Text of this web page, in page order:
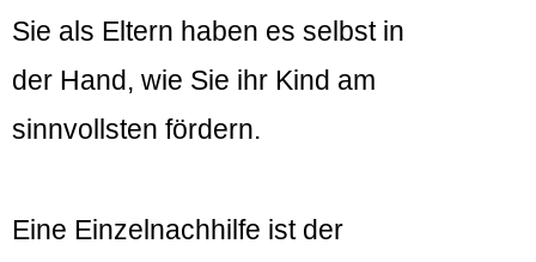
Sie als Eltern haben es selbst in
der Hand, wie Sie ihr Kind am
sinnvollsten fördern.
Eine Einzelnachhilfe ist der